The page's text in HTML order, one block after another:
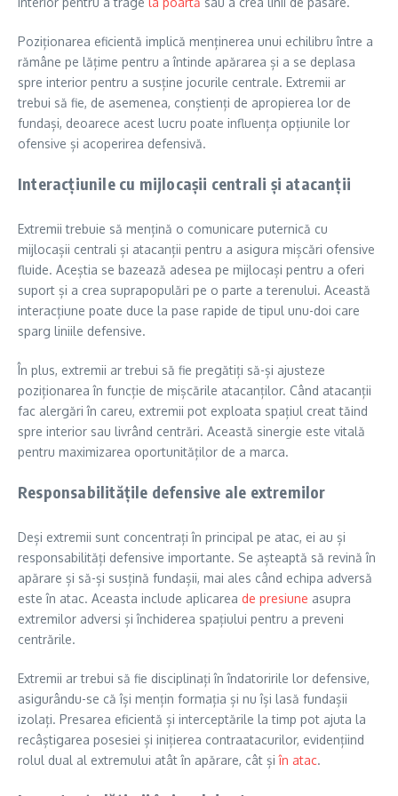
Poziționarea eficientă implică menținerea unui echilibru între a
rămâne pe lățime pentru a întinde apărarea și a se deplasa
spre interior pentru a susține jocurile centrale. Extremii ar
trebui să fie, de asemenea, conștienți de apropierea lor de
fundași, deoarece acest lucru poate influența opțiunile lor
ofensive și acoperirea defensivă.
Interacțiunile cu mijlocașii centrali și atacanții
Extremii trebuie să mențină o comunicare puternică cu
mijlocașii centrali și atacanții pentru a asigura mișcări ofensive
fluide. Aceștia se bazează adesea pe mijlocași pentru a oferi
suport și a crea suprapopulări pe o parte a terenului. Această
interacțiune poate duce la pase rapide de tipul unu-doi care
sparg liniile defensive.
În plus, extremii ar trebui să fie pregătiți să-și ajusteze
poziționarea în funcție de mișcările atacanților. Când atacanții
fac alergări în careu, extremii pot exploata spațiul creat tăind
spre interior sau livrând centrări. Această sinergie este vitală
pentru maximizarea oportunităților de a marca.
Responsabilitățile defensive ale extremilor
Deși extremii sunt concentrați în principal pe atac, ei au și
responsabilități defensive importante. Se așteaptă să revină în
apărare și să-și susțină fundașii, mai ales când echipa adversă
este în atac. Aceasta include aplicarea de presiune asupra
extremilor adversi și închiderea spațiului pentru a preveni
centrările.
Extremii ar trebui să fie disciplinați în îndatoririle lor defensive,
asigurându-se că își mențin formația și nu își lasă fundașii
izolați. Presarea eficientă și interceptările la timp pot ajuta la
recâștigarea posesiei și inițierea contraatacurilor, evidențiind
rolul dual al extremului atât în apărare, cât șiîn atac.